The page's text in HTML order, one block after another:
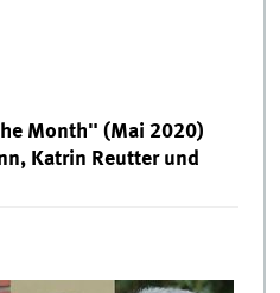
Month" (Mai 2020)
Katrin Reutter und